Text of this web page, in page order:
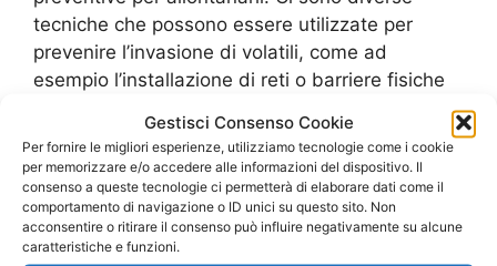
Gestisci Consenso Cookie
Per fornire le migliori esperienze, utilizziamo tecnologie come i cookie
per memorizzare e/o accedere alle informazioni del dispositivo. Il
consenso a queste tecnologie ci permetterà di elaborare dati come il
comportamento di navigazione o ID unici su questo sito. Non
acconsentire o ritirare il consenso può influire negativamente su alcune
caratteristiche e funzioni.
tecniche che possono essere utilizzate per
prevenire l’invasione di volatili, come ad
esempio l’installazione di reti o barriere fisiche
Inoltre, è consigliabile mantenere pulite le aree
esterne e riparare eventuali danni alle strutture
che potrebbero servire come nidi o punti di
accesso per gli uccelli.